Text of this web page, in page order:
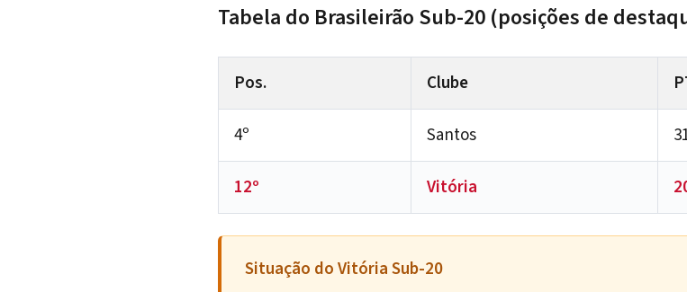
Tabela do Brasileirão Sub-20 (posições de
Pos. Clube
4º Santos
12º Vitória
Situação do Vitória Sub-20